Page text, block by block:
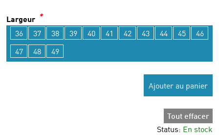
Largeur *
36
37 38 39 40 41 42 43 44 45
46
47
48 49
Ajouter au panier
Tout effacer
Status: En stock